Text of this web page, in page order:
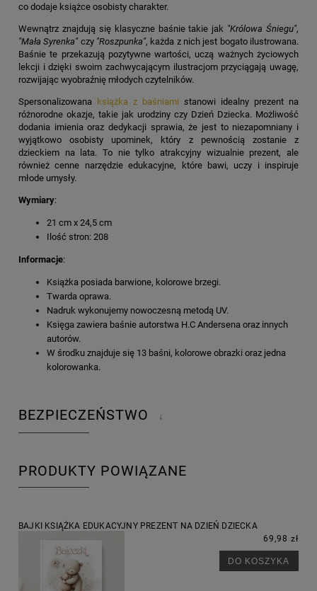
co dodaje książce osobisty charakter.
Wewnątrz znajdują się klasyczne baśnie takie jak "Królowa Śniegu",
"Mała Syrenka"czy"Roszpunka", każda z nich jest bogato ilustrowana.
Baśnie te przekazują pozytywne wartości, uczą ważnych życiowych
lekcji i dzięki swoim zachwycającym ilustracjom przyciągają uwagę,
rozwijając wyobraźnię młodych czytelników.
Spersonalizowana książka z baśniami stanowi idealny prezent na
różnorodne okazje, takie jak urodziny czy Dzień Dziecka. Możliwość
dodania imienia oraz dedykacji sprawia, że jest to niezapomniany i
wyjątkowo osobisty upominek, który z pewnością zostanie z
dzieckiem na lata. To nie tylko atrakcyjny wizualnie prezent, ale
również cenne narzędzie edukacyjne, które bawi, uczy i inspiruje
młode umysły.
Wymiary:
21 cm x 24,5 cm
Ilość stron: 208
Informacje:
Książka posiada barwione, kolorowe brzegi.
Twarda oprawa.
Nadruk wykonujemy nowoczesną metodą UV.
Księga zawiera baśnie autorstwa H.C Andersena oraz innych
autorów.
W środku znajduje się 13 baśni, kolorowe obrazki oraz jedna
kolorowanka.
BEZPIECZEŃSTWO ↓
PRODUKTY POWIĄZANE
BAJKI KSIĄŻKA EDUKACYJNY PREZENT NA DZIEŃ DZIECKA
69,98 zł
DO KOSZYKA